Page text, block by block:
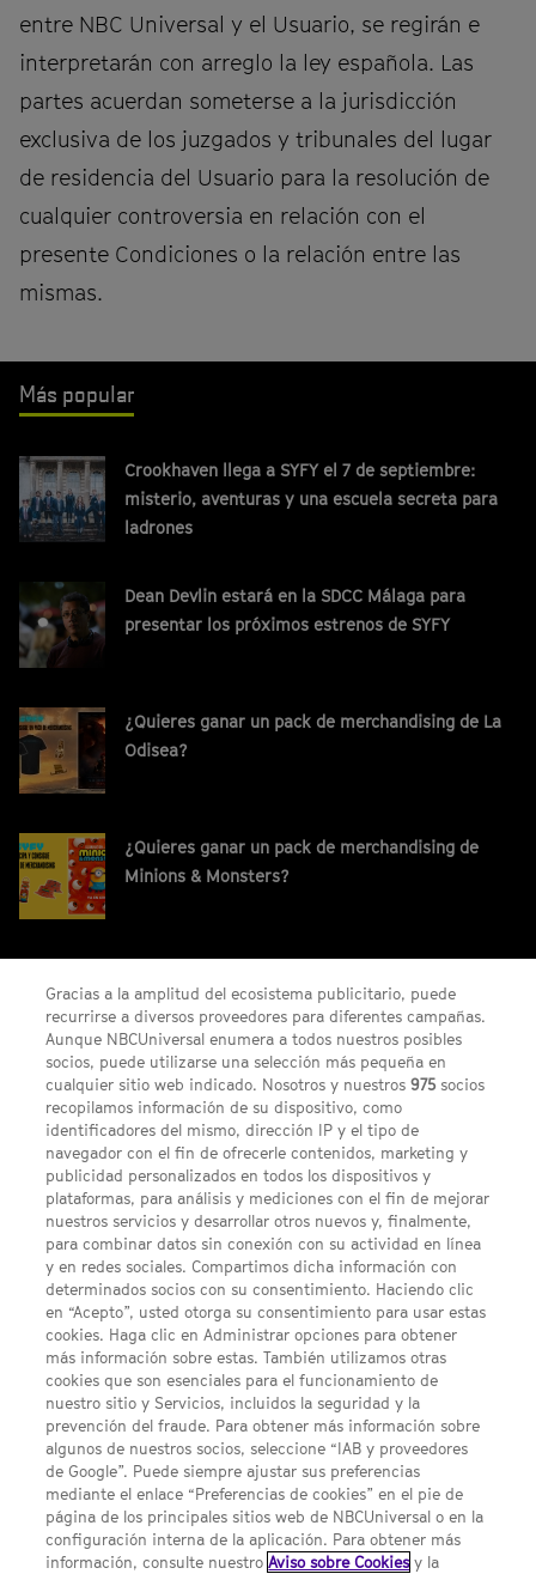
entre NBC Universal y el Usuario, se regirán e
interpretarán con arreglo la ley española. Las
partes acuerdan someterse a la jurisdicción
exclusiva de los juzgados y tribunales del lugar
de residencia del Usuario para la resolución de
cualquier controversia en relación con el
presente Condiciones o la relación entre las
mismas.
Más popular
Crookhaven llega a SYFY el 7 de septiembre:
misterio, aventuras y una escuela secreta para
ladrones
Dean Devlin estará en la SDCC Málaga para
presentar los próximos estrenos de SYFY
¿Quieres ganar un pack de merchandising de La
Odisea?
¿Quieres ganar un pack de merchandising de
Minions & Monsters?
Síguenos
FACEBOOK
TWITTER
YOUTUBEINSTAGRAM
ENLACES DE INTERÉS
Acerca de SYFY
Condiciones Generales de Uso
Opciones de Anuncios
Política de privacidad
UNA DIVISIÓN DE NBCUNIVERSAL
NBCUNIVERSAL
Gracias a la amplitud del ecosistema publicitario, puede
recurrirse a diversos proveedores para diferentes campañas.
Aunque NBCUniversal enumera a todos nuestros posibles
socios, puede utilizarse una selección más pequeña en
cualquier sitio web indicado. Nosotros y nuestros975 socios
recopilamos información de su dispositivo, como
identificadores del mismo, dirección IP y el tipo de
navegador con el fin de ofrecerle contenidos, marketing y
publicidad personalizados en todos los dispositivos y
plataformas, para análisis y mediciones con el fin de mejorar
nuestros servicios y desarrollar otros nuevos y, finalmente,
para combinar datos sin conexión con su actividad en línea
y en redes sociales. Compartimos dicha información con
determinados socios con su consentimiento. Haciendo clic
en “Acepto”, usted otorga su consentimiento para usar estas
cookies. Haga clic en Administrar opciones para obtener
más información sobre estas. También utilizamos otras
cookies que son esenciales para el funcionamiento de
nuestro sitio y Servicios, incluidos la seguridad y la
prevención del fraude. Para obtener más información sobre
algunos de nuestros socios, seleccione “IAB y proveedores
de Google”. Puede siempre ajustar sus preferencias
mediante el enlace “Preferencias de cookies” en el pie de
página de los principales sitios web de NBCUniversal o en la
configuración interna de la aplicación. Para obtener más
información, consulte nuestroAviso sobre Cookies y la